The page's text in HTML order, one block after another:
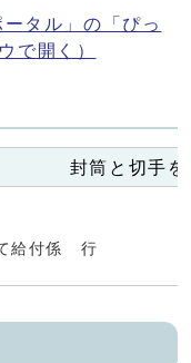
タル」の「ぴっ
で開く）
封筒と切手
給付係 行